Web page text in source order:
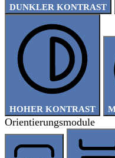
DUNKLER KONTRAST
HOHER KONTRAST
Orientierungsmodule